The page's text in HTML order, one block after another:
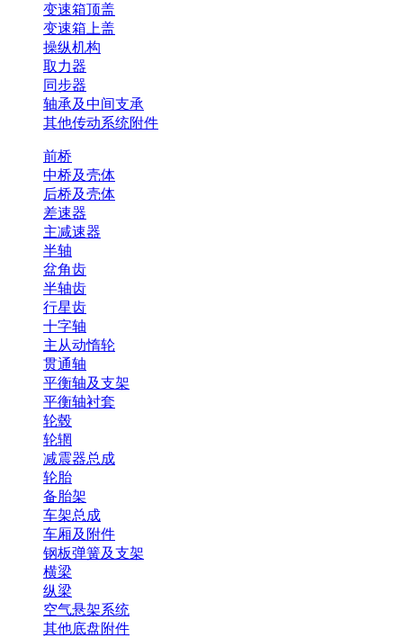
变速箱顶盖
变速箱上盖
操纵机构
取力器
同步器
轴承及中间支承
其他传动系统附件
前桥
中桥及壳体
后桥及壳体
差速器
主减速器
半轴
盆角齿
半轴齿
行星齿
十字轴
主从动惰轮
贯通轴
平衡轴及支架
平衡轴衬套
轮毂
轮辋
减震器总成
轮胎
备胎架
车架总成
车厢及附件
钢板弹簧及支架
横梁
纵梁
空气悬架系统
其他底盘附件